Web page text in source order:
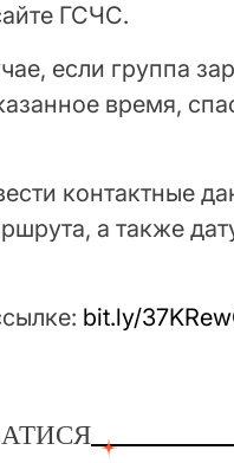
ГСЧС.
если группа
время,
контактные
а также
bit.ly/